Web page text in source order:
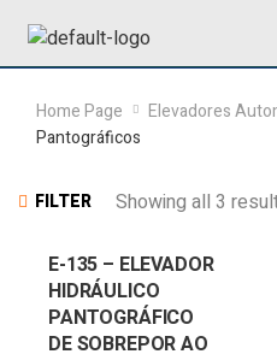
Home Page Elevadores
Pantográficos
FILTER Showing all 3
E-135 – ELEVADOR
HIDRÁULICO
PANTOGRÁFICO
DE SOBREPOR AO